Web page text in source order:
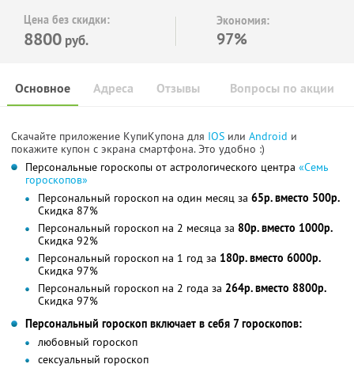
Цена без скидки:
8800 руб.
Экономия:
97%
Основное Отзывы Вопросы по акции
Адреса
Скачайте приложение КупиКупона для IOS или Android и
покажите купон с экрана смартфона. Это удобно :)
Персональные гороскопы от астрологического центра «Семь
гороскопов»
Персональный гороскоп на один месяц за 65р. вместо 500р.
Скидка 87%
Персональный гороскоп на 2 месяца за 80р. вместо 1000р.
Скидка 92%
Персональный гороскоп на 1 год за 180р. вместо 6000р.
Скидка 97%
Персональный гороскоп на 2 года за 264р. вместо 8800р.
Скидка 97%
Персональный гороскоп включает в себя 7 гороскопов:
любовный гороскоп
сексуальный гороскоп